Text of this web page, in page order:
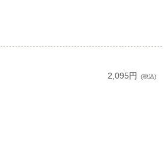
2,095円 (税込)